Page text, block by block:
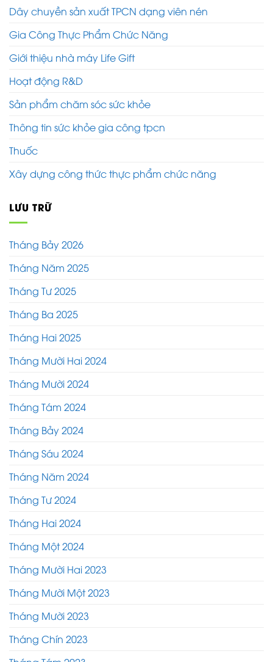
Dây chuyền sản xuất TPCN dạng viên nén
Gia Công Thực Phẩm Chức Năng
Giới thiệu nhà máy Life Gift
Hoạt động R&D
Sản phẩm chăm sóc sức khỏe
Thông tin sức khỏe gia công tpcn
Thuốc
Xây dựng công thức thực phẩm chức năng
LƯU TRỮ
Tháng Bảy 2026
Tháng Năm 2025
Tháng Tư 2025
Tháng Ba 2025
Tháng Hai 2025
Tháng Mười Hai 2024
Tháng Mười 2024
Tháng Tám 2024
Tháng Bảy 2024
Tháng Sáu 2024
Tháng Năm 2024
Tháng Tư 2024
Tháng Hai 2024
Tháng Một 2024
Tháng Mười Hai 2023
Tháng Mười Một 2023
Tháng Mười 2023
Tháng Chín 2023